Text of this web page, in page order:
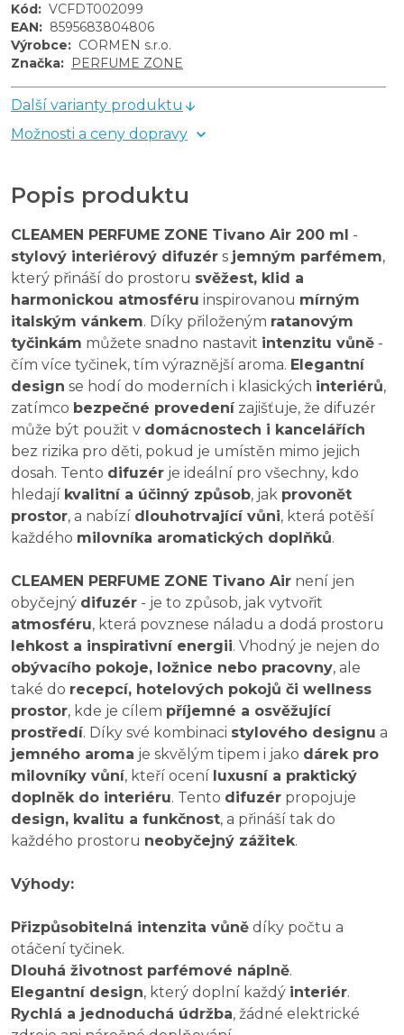
Kód : VCFDT002099
EAN: 8595683804806
Výrobce: CORMEN s.r.o.
Značka: PERFUME ZONE
Další varianty produktu
Možnosti a ceny dopravy
Popis produktu
CLEAMEN PERFUME ZONE Tivano Air 200 ml -
stylový interiérový difuzér s jemným parfémem,
který přináší do prostoru svěžest, klid a
harmonickou atmosféru inspirovanou mírným
italským vánkem. Díky přiloženým ratanovým
tyčinkám můžete snadno nastavit intenzitu vůně -
čím více tyčinek, tím výraznější aroma. Elegantní
design se hodí do moderních i klasických interiérů,
zatímco bezpečné provedenízajišťuje, že difuzér
může být použit v domácnostech i kancelářích
bez rizika pro děti, pokud je umístěn mimo jejich
dosah. Tento difuzér je ideální pro všechny, kdo
hledají kvalitní a účinný způsob, jak provonět
prostor, a nabízí dlouhotrvající vůni, která potěší
každého milovníka aromatických doplňků.
CLEAMEN PERFUME ZONE Tivano Air není jen
obyčejný difuzér - je to způsob, jak vytvořit
atmosféru, která povznese náladu a dodá prostoru
lehkost a inspirativní energii. Vhodný je nejen do
obývacího pokoje, ložnice nebo pracovny, ale
také do recepcí, hotelových pokojů či wellness
prostor, kde je cílem příjemné a osvěžující
prostředí. Díky své kombinaci stylového designu a
jemného aroma je skvělým tipem i jako dárek pro
milovníky vůní, kteří ocení luxusní a praktický
doplněk do interiéru. Tento difuzér propojuje
design, kvalitu a funkčnost, a přináší tak do
každého prostoru neobyčejný zážitek.
Výhody:
Přizpůsobitelná intenzita vůně díky počtu a
otáčení tyčinek.
Dlouhá životnost parfémové náplně.
Elegantní design, který doplní každý interiér.
Rychlá a jednoduchá údržba, žádné elektrické